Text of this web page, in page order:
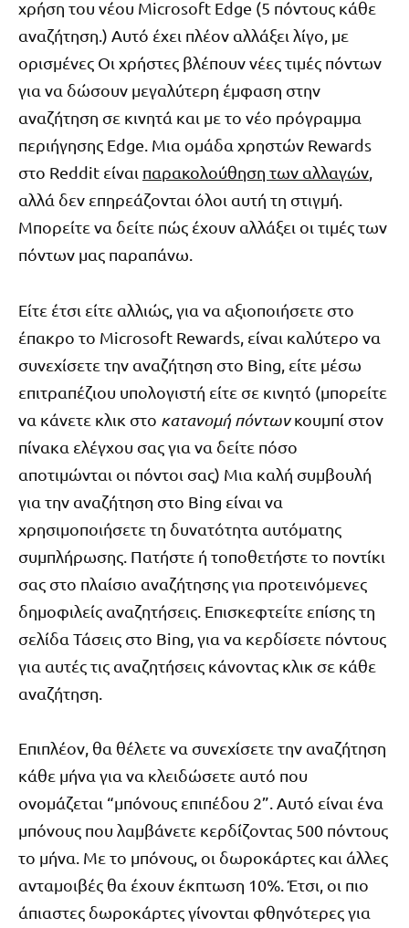
χρήση του νέου Microsoft Edge (5 πόντους κάθε
αναζήτηση.) Αυτό έχει πλέον αλλάξει λίγο, με
ορισμένες Οι χρήστες βλέπουν νέες τιμές πόντων
για να δώσουν μεγαλύτερη έμφαση στην
αναζήτηση σε κινητά και με το νέο πρόγραμμα
περιήγησης Edge. Μια ομάδα χρηστών Rewards
στο Reddit είναι παρακολούθηση των αλλαγών
αλλά δεν επηρεάζονται όλοι αυτή τη στιγμή.
Μπορείτε να δείτε πώς έχουν αλλάξει οι τιμές των
πόντων μας παραπάνω.
Είτε έτσι είτε αλλιώς, για να αξιοποιήσετε στο
έπακρο το Microsoft Rewards, είναι καλύτερο να
συνεχίσετε την αναζήτηση στο Bing, είτε μέσω
επιτραπέζιου υπολογιστή είτε σε κινητό (μπορείτε
να κάνετε κλικ στο κατανομή πόντωνκουμπί στον
πίνακα ελέγχου σας για να δείτε πόσο
αποτιμώνται οι πόντοι σας) Μια καλή συμβουλή
για την αναζήτηση στο Bing είναι να
χρησιμοποιήσετε τη δυνατότητα αυτόματης
συμπλήρωσης. Πατήστε ή τοποθετήστε το ποντίκι
σας στο πλαίσιο αναζήτησης για προτεινόμενες
δημοφιλείς αναζητήσεις. Επισκεφτείτε επίσης τη
σελίδα Τάσεις στο Bing, για να κερδίσετε πόντους
για αυτές τις αναζητήσεις κάνοντας κλικ σε κάθε
αναζήτηση.
Επιπλέον, θα θέλετε να συνεχίσετε την αναζήτηση
κάθε μήνα για να κλειδώσετε αυτό που
ονομάζεται “μπόνους επιπέδου 2”. Αυτό είναι ένα
μπόνους που λαμβάνετε κερδίζοντας 500 πόντους
το μήνα. Με το μπόνους, οι δωροκάρτες και άλλες
ανταμοιβές θα έχουν έκπτωση 10%. Έτσι, οι πιο
άπιαστες δωροκάρτες γίνονται φθηνότερες για